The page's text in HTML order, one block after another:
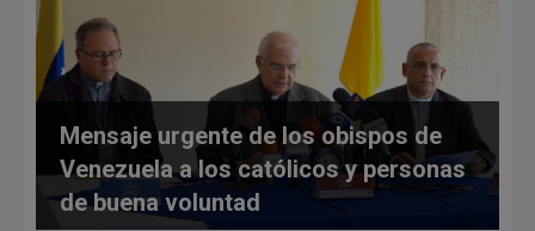
Mensaje urgente de los obispos de
Venezuela a los católicos y personas
de buena voluntad